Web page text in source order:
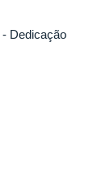
- Dedicação